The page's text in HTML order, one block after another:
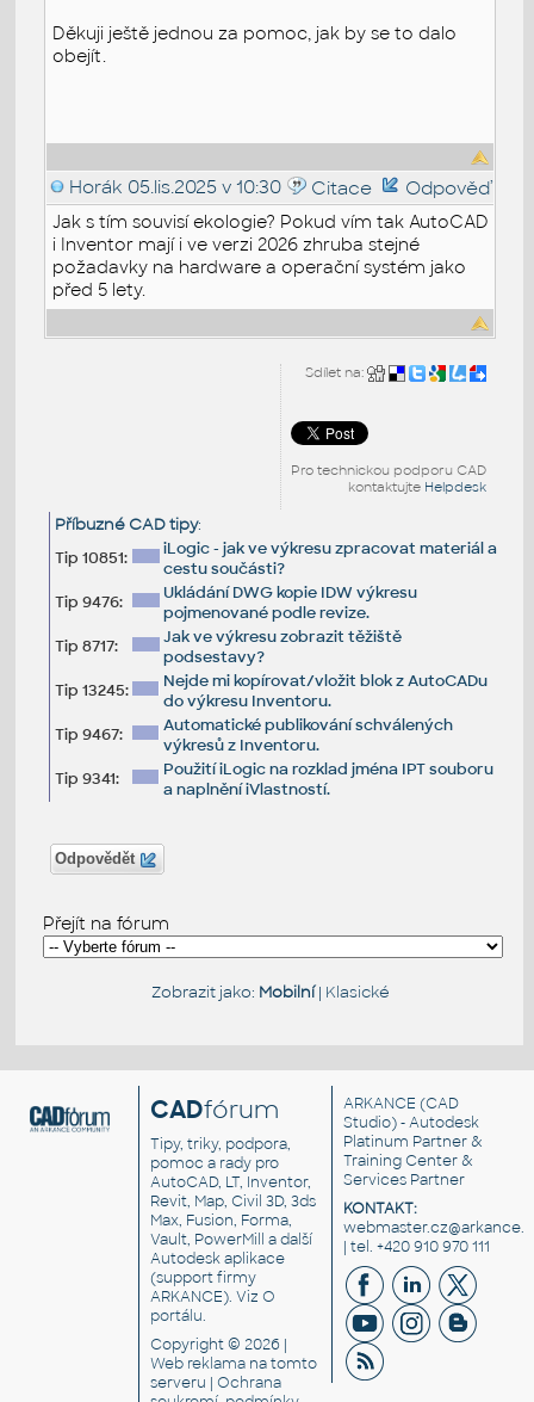
Děkuji ještě jednou za pomoc, jak by se to dalo
obejít.
Horák 05.lis.2025 v 10:30 Citace Odpověď
Jak s tím souvisí ekologie? Pokud vím tak AutoCAD
i Inventor mají i ve verzi 2026 zhruba stejné
požadavky na hardware a operační systém jako
před 5 lety.
Sdílet na:
Pro technickou podporu CAD
kontaktujte Helpdesk
Příbuzné CAD tipy:
Tip 10851:
iLogic - jak ve výkresu zpracovat materiál a
cestu součásti?
Tip 9476:
Ukládání DWG kopie IDW výkresu
pojmenované podle revize.
Tip 8717:
Jak ve výkresu zobrazit těžiště
podsestavy?
Tip 13245:
Nejde mi kopírovat/vložit blok z AutoCADu
do výkresu Inventoru.
Tip 9467:
Automatické publikování schválených
výkresů z Inventoru.
Tip 9341:
Použití iLogic na rozklad jména IPT souboru
a naplnění iVlastností.
Odpovědět
Přejít na fórum
Zobrazit jako: Mobilní| Klasické
CADfórum
Tipy, triky, podpora,
pomoc a rady pro
AutoCAD, LT, Inventor,
Revit, Map, Civil 3D, 3ds
Max, Fusion, Forma,
Vault, PowerMill a další
Autodesk aplikace
(support firmy
ARKANCE). VizO
portálu.
Copyright © 2026 |
Web reklama na tomto
serveru |Ochrana
ARKANCE (CAD
Studio) - Autodesk
Platinum Partner &
Training Center &
Services Partner
KONTAKT:
| tel. +420 910 970 111